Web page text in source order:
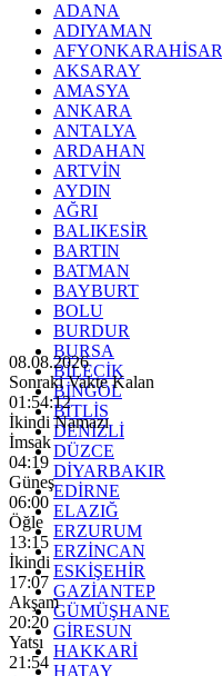
ADANA
ADIYAMAN
AFYONKARAHİSAR
AKSARAY
AMASYA
ANKARA
ANTALYA
ARDAHAN
ARTVİN
AYDIN
AĞRI
BALIKESİR
BARTIN
BATMAN
BAYBURT
BOLU
BURDUR
BURSA
BİLECİK
BİNGÖL
BİTLİS
DENİZLİ
DÜZCE
DİYARBAKIR
EDİRNE
ELAZIĞ
ERZURUM
ERZİNCAN
ESKİŞEHİR
GAZİANTEP
GÜMÜŞHANE
GİRESUN
HAKKARİ
HATAY
08.08.2026
Sonraki Vakte Kalan
01:54:10
İkindi Namazı
İmsak
04:19
Güneş
06:00
Öğle
13:15
İkindi
17:07
Akşam
20:20
Yatsı
21:54